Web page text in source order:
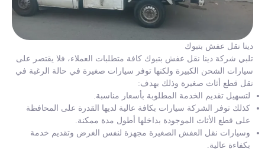
دينا نقل عفش بتبوك
تلبي شركة دينا نقل عفش بتبوك كافة متطلبات العملاء، فلا يقتصر على
سيارات الشحن الكبيرة ولكنها توفر سيارات صغيرة في حالة الرغبة في
نقل قطع أثاث صغيرة وذلك بهدف:
لتسهيل تقديم الخدمة المطلوبة بأسعار مناسبة.
كذلك توفر الشركة سيارات بكافة عالية لديها القدرة على المحافظة
على قطع الأثاث الموجودة بداخلها أطول مدة ممكنة.
وسيارات نقل العفش الصغيرة مجهزة لنفس الغرض وتقديم خدمة
بكفاءة عالية.